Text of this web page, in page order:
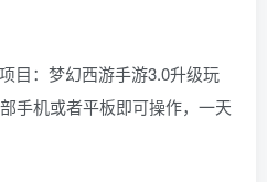
目：梦幻西游手游3.0升级玩
手机或者平板即可操作，一天